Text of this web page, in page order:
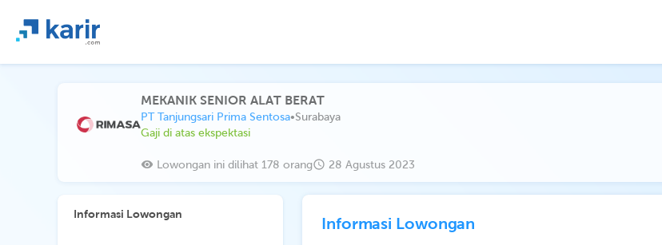
MEKANIK SENIOR ALAT BERAT
PT Tanjungsari Prima Sentosa•Surabaya
Gaji di atas ekspektasi
Lowongan ini dilihat 178 orang 28 Agustus 2023
Informasi Lowongan
Informasi Lowongan